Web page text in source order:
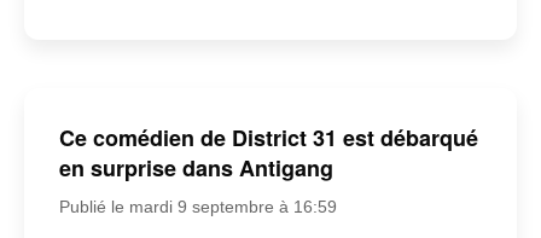
Ce comédien de District 31 est débarqué
en surprise dans Antigang
Publié le mardi 9 septembre à 16:59